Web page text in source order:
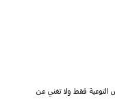
التوعية فقط ولا تغني عن